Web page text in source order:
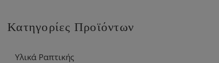
Κατηγορίες Προϊόντων
Υλικά Ραπτικής